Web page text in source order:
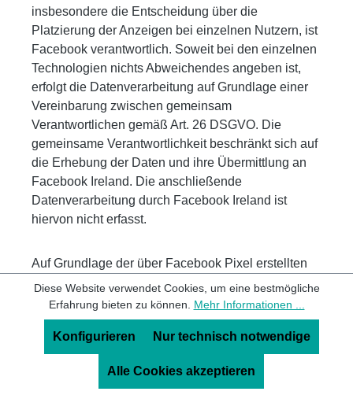
insbesondere die Entscheidung über die
Platzierung der Anzeigen bei einzelnen Nutzern, ist
Facebook verantwortlich. Soweit bei den einzelnen
Technologien nichts Abweichendes angeben ist,
erfolgt die Datenverarbeitung auf Grundlage einer
Vereinbarung zwischen gemeinsam
Verantwortlichen gemäß Art. 26 DSGVO. Die
gemeinsame Verantwortlichkeit beschränkt sich auf
die Erhebung der Daten und ihre Übermittlung an
Facebook Ireland. Die anschließende
Datenverarbeitung durch Facebook Ireland ist
hiervon nicht erfasst.
Auf Grundlage der über Facebook Pixel erstellten
Statistiken über Besucheraktivitäten auf unserer
Webseite betreiben wir über FacebookCustom
Audiencegruppenbasierte Werbung auf Facebook,
indem wir die Merkmale der jeweiligen Zielgruppe
bestimmen.
Diese Website verwendet Cookies, um eine bestmögliche
Erfahrung bieten zu können. Mehr Informationen ...
Nur technisch notwendige
Konfigurieren
Alle Cookies akzeptieren